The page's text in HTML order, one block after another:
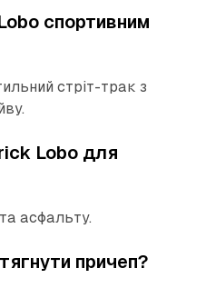
спортивним
стріт-трак з
Lobo для
асфальту.
причеп?